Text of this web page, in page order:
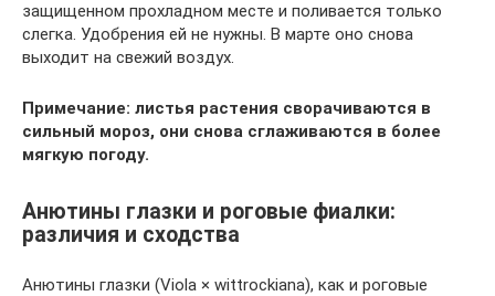
защищенном прохладном месте и поливается только
слегка. Удобрения ей не нужны. В марте оно снова
выходит на свежий воздух.
Примечание: листья растения сворачиваются в
сильный мороз, они снова сглаживаются в более
мягкую погоду.
Анютины глазки и роговые фиалки:
различия и сходства
Анютины глазки (Viola × wittrockiana), как и роговые